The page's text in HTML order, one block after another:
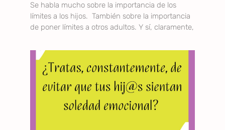
Se habla mucho sobre la importancia de los
límites a los hijos. También sobre la importancia
de poner límites a otros adultos. Y sí, claramente,